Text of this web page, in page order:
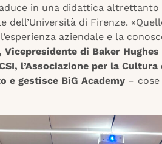
in una didattica altrettanto
di Firenze.
aziendale e la
Vicepresidente di Baker
l’Associazione per la
e gestisce BiG Academy –